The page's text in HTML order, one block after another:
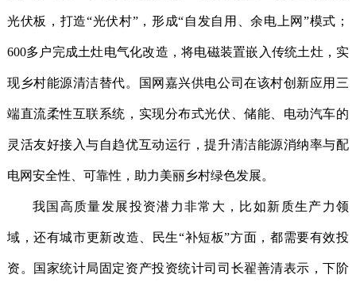
光伏板，打造“光伏村”，形成“自发自用、余电上网”模式；
600多户完成土灶电气化改造，将电磁装置嵌入传统土灶，实
现乡村能源清洁替代。国网嘉兴供电公司在该村创新应用三
端直流柔性互联系统，实现分布式光伏、储能、电动汽车的
灵活友好接入与自趋优互动运行，提升清洁能源消纳率与配
电网安全性、可靠性，助力美丽乡村绿色发展。
我国高质量发展投资潜力非常大，比如新质生产力领
域，还有城市更新改造、民生“补短板”方面，都需要有效投
资。国家统计局固定资产投资统计司司长翟善清表示，下阶